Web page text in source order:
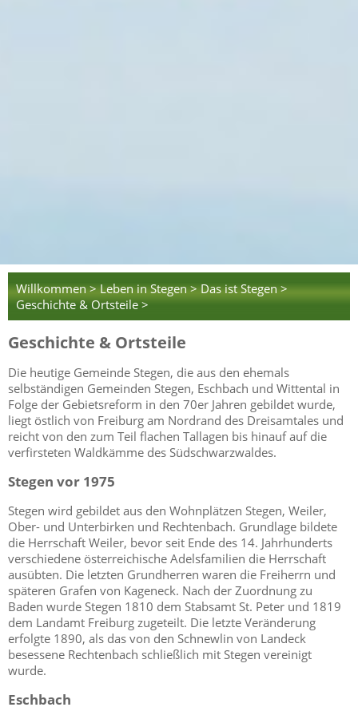
Willkommen > Leben in Stegen > Das ist Stegen >
Geschichte & Ortsteile >
Geschichte & Ortsteile
Die heutige Gemeinde Stegen, die aus den ehemals
selbständigen Gemeinden Stegen, Eschbach und Wittental in
Folge der Gebietsreform in den 70er Jahren gebildet wurde,
liegt östlich von Freiburg am Nordrand des Dreisamtales und
reicht von den zum Teil flachen Tallagen bis hinauf auf die
verfirsteten Waldkämme des Südschwarzwaldes.
Stegen vor 1975
Stegen wird gebildet aus den Wohnplätzen Stegen, Weiler,
Ober- und Unterbirken und Rechtenbach. Grundlage bildete
die Herrschaft Weiler, bevor seit Ende des 14. Jahrhunderts
verschiedene österreichische Adelsfamilien die Herrschaft
ausübten. Die letzten Grundherren waren die Freiherrn und
späteren Grafen von Kageneck. Nach der Zuordnung zu
Baden wurde Stegen 1810 dem Stabsamt St. Peter und 1819
dem Landamt Freiburg zugeteilt. Die letzte Veränderung
erfolgte 1890, als das von den Schnewlin von Landeck
besessene Rechtenbach schließlich mit Stegen vereinigt
wurde.
Eschbach